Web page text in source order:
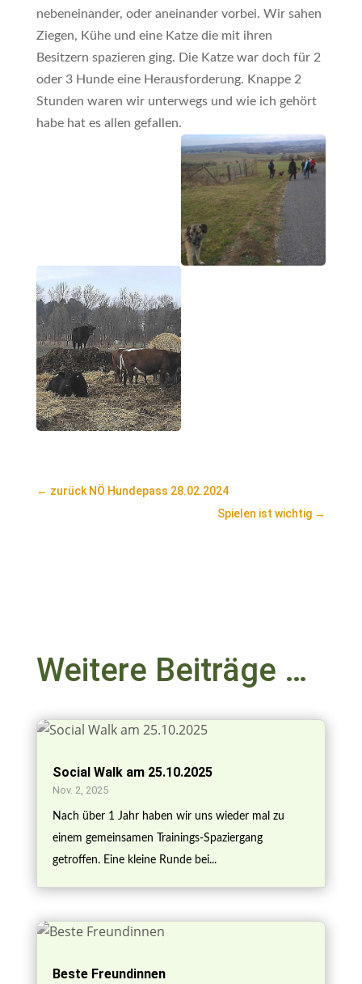
nebeneinander, oder aneinander vorbei. Wir sahen
Ziegen, Kühe und eine Katze die mit ihren
Besitzern spazieren ging. Die Katze war doch für 2
oder 3 Hunde eine Herausforderung. Knappe 2
Stunden waren wir unterwegs und wie ich gehört
habe hat es allen gefallen.
← zurück NÖ Hundepass 28.02.2024
Spielen ist wichtig →
Weitere Beiträge …
Social Walk am 25.10.2025
Nov. 2, 2025
Nach über 1 Jahr haben wir uns wieder mal zu
einem gemeinsamen Trainings-Spaziergang
getroffen. Eine kleine Runde bei...
Beste Freundinnen